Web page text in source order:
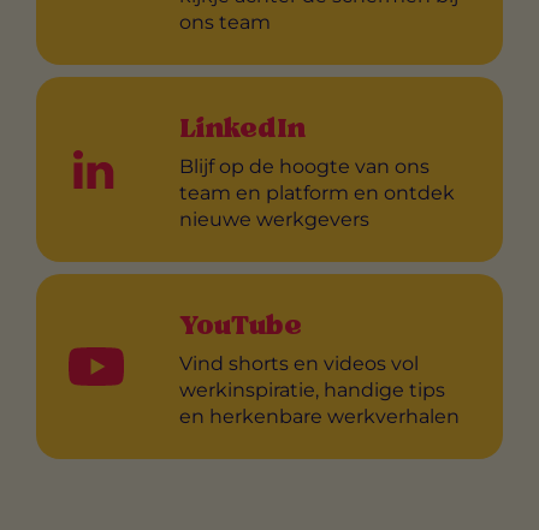
ons team
LinkedIn
Blijf op de hoogte van ons
team en platform en ontdek
nieuwe werkgevers
YouTube
Vind shorts en videos vol
werkinspiratie, handige tips
en herkenbare werkverhalen